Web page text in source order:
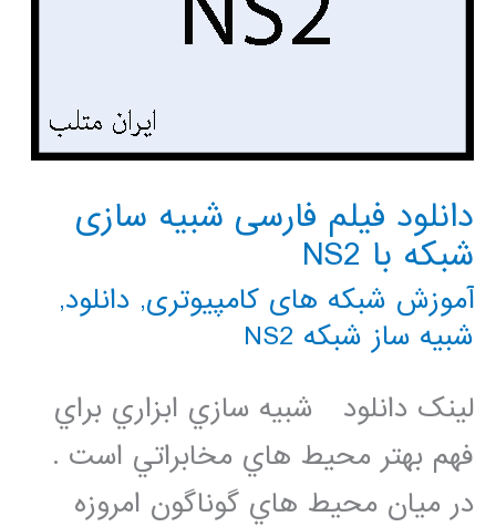
دانلود فیلم فارسی شبیه سازی
شبکه با NS2
آموزش شبکه های کامپیوتری, دانلود,
شبیه ساز شبکه NS2
لینک دانلود شبيه سازي ابزاري براي
فهم بهتر محيط هاي مخابراتي است .
در ميان محيط هاي گوناگون امروزه